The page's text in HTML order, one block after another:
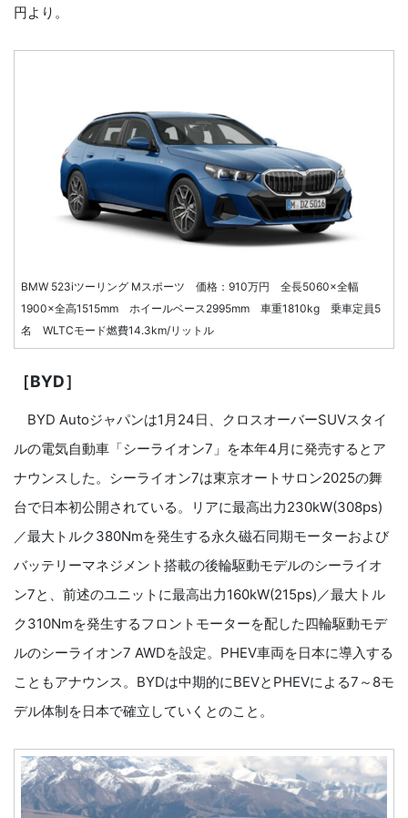
円より。
BMW 523iツーリング Mスポーツ 価格：910万円 全長5060×全幅
1900×全高1515mm ホイールベース2995mm 車重1810kg 乗車定員5
名 WLTCモード燃費14.3km/リットル
［BYD］
BYD Autoジャパンは1月24日、クロスオーバーSUVスタイ
ルの電気自動車「シーライオン7」を本年4月に発売するとア
ナウンスした。シーライオン7は東京オートサロン2025の舞
台で日本初公開されている。リアに最高出力230kW(308ps)
／最大トルク380Nmを発生する永久磁石同期モーターおよび
バッテリーマネジメント搭載の後輪駆動モデルのシーライオ
ン7と、前述のユニットに最高出力160kW(215ps)／最大トル
ク310Nmを発生するフロントモーターを配した四輪駆動モデ
ルのシーライオン7 AWDを設定。PHEV車両を日本に導入する
こともアナウンス。BYDは中期的にBEVとPHEVによる7～8モ
デル体制を日本で確立していくとのこと。